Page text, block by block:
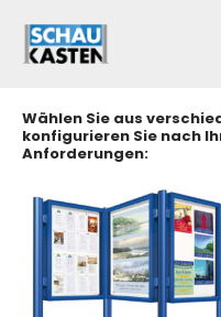
Wählen Sie aus
konfigurieren Sie nach
Anforderungen: